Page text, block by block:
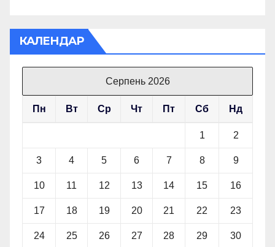
КАЛЕНДАР
Серпень 2026
Пн Вт Ср Чт Пт Сб Нд
1 2
3 4 5 6 7 8 9
10 11 12 13 14 15 16
17 18 19 20 21 22 23
24 25 26 27 28 29 30